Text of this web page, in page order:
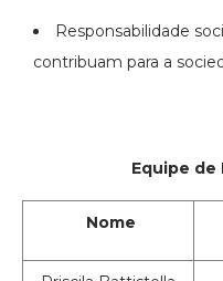
Responsabilidade
contribuam para a
Equipe de
Nome